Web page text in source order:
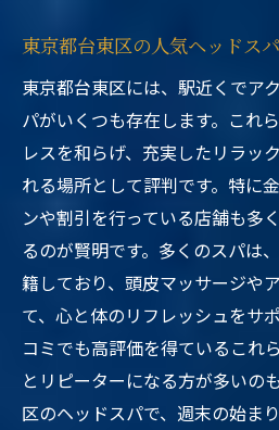
東京都台東区の人気ヘッドス
東京都台東区には、駅近くでア
パがいくつも存在します。これ
レスを和らげ、充実したリラッ
れる場所として評判です。特に
ンや割引を行っている店舗も多
るのが賢明です。多くのスパは
籍しており、頭皮マッサージや
て、心と体のリフレッシュをサ
コミでも高評価を得ているこれ
とリピーターになる方が多いの
区のヘッドスパで、週末の始ま